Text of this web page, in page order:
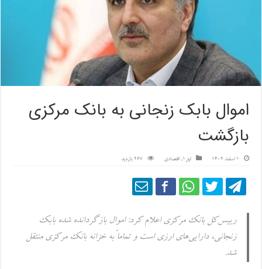
اموال بابک زنجانی به بانک مرکزی
بازگشت
1 اسفند 1402 تیتر1 ,اقتصادی 267 بازدید
رییس‌کل بانک مرکزی اعلام کرد: اموال بازگردانده شده بابک
زنجانی، دارایی‌های ارزی است و تماماً به خزانه بانک مرکزی منتقل
شد.